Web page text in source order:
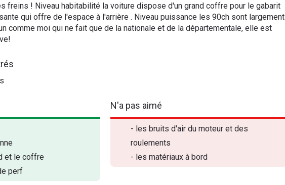
freins ! Niveau habitabilité la voiture dispose d'un grand coffre pour le gabarit
qui offre de l'espace à l'arrière . Niveau puissance les 90ch sont largement
comme moi qui ne fait que de la nationale et de la départementale, elle est
et le coffre
perf
N'a pas aimé
- les bruits d'air du moteur et des
roulements
- les matériaux à bord